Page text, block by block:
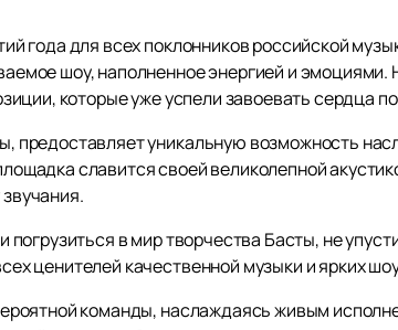
года для всех поклонников российской
шоу, наполненное энергией и эмоциями.
которые уже успели завоевать сердца
предоставляет уникальную возможность
славится своей великолепной
в мир творчества Басты, не
ценителей качественной музыки и ярких
команды, наслаждаясь живым